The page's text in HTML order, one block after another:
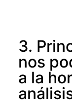
3.
nos
a la